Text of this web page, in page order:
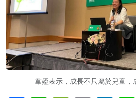
韋婭表示，成長不只屬於兒童，